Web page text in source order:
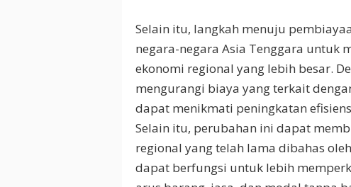
Selain itu, langkah menuju
negara-negara Asia Tenggara untuk
ekonomi regional yang lebih besar.
mengurangi biaya yang terkait
dapat menikmati peningkatan
Selain itu, perubahan ini dapat
regional yang telah lama dibahas
dapat berfungsi untuk lebih